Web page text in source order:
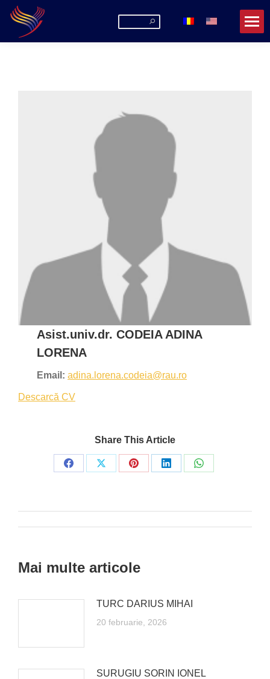
Search:
Asist.univ.dr. CODEIA ADINA
LORENA
Email: adina.lorena.codeia@rau.ro
Descarcă CV
Share This Article
Share
Share
Share
Share
Share
Post
Mai multe articole
TURC DARIUS MIHAI
20 februarie, 2026
SURUGIU SORIN IONEL